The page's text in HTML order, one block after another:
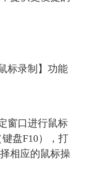
标录制】功能
窗口进行鼠标
键盘F10），打
相应的鼠标操